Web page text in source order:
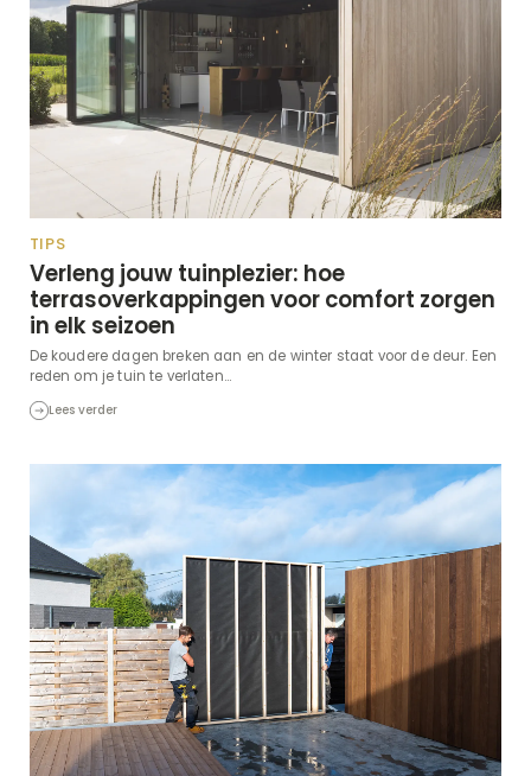
TIPS
Verleng jouw tuinplezier: hoe
terrasoverkappingen voor comfort zorgen
in elk seizoen
De koudere dagen breken aan en de winter staat voor de deur. Een
reden om je tuin te verlaten...
Lees verder